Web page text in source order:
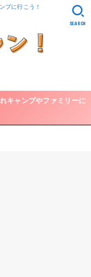
プに行こう！
SEARCH
キャンプやファミリーに